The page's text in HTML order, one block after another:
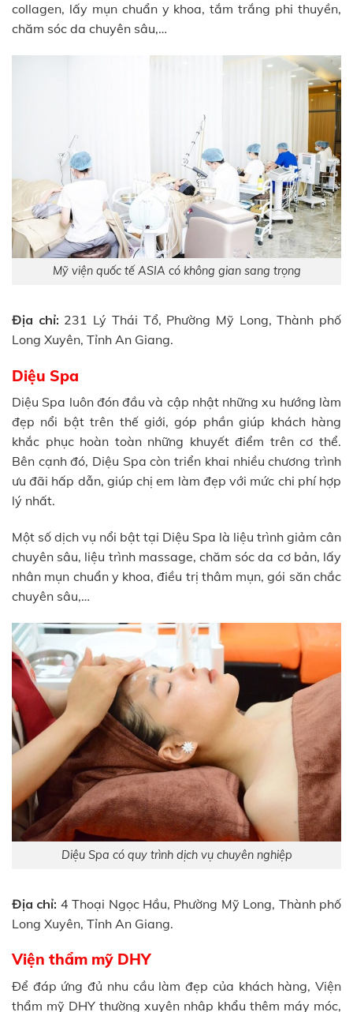
collagen, lấy mụn chuẩn y khoa, tắm trắng phi thuyền,
chăm sóc da chuyên sâu,…
Mỹ viện quốc tế ASIA có không gian sang trọng
Địa chỉ: 231 Lý Thái Tổ, Phường Mỹ Long, Thành phố
Long Xuyên, Tỉnh An Giang.
Diệu Spa
Diệu Spa luôn đón đầu và cập nhật những xu hướng làm
đẹp nổi bật trên thế giới, góp phần giúp khách hàng
khắc phục hoàn toàn những khuyết điểm trên cơ thể.
Bên cạnh đó, Diệu Spa còn triển khai nhiều chương trình
ưu đãi hấp dẫn, giúp chị em làm đẹp với mức chi phí hợp
lý nhất.
Một số dịch vụ nổi bật tại Diệu Spa là liệu trình giảm cân
chuyên sâu, liệu trình massage, chăm sóc da cơ bản, lấy
nhân mụn chuẩn y khoa, điều trị thâm mụn, gói săn chắc
chuyên sâu,…
Diệu Spa có quy trình dịch vụ chuyên nghiệp
Địa chỉ: 4 Thoại Ngọc Hầu, Phường Mỹ Long, Thành phố
Long Xuyên, Tỉnh An Giang.
Viện thẩm mỹ DHY
Để đáp ứng đủ nhu cầu làm đẹp của khách hàng, Viện
thẩm mỹ DHY thường xuyên nhập khẩu thêm máy móc,